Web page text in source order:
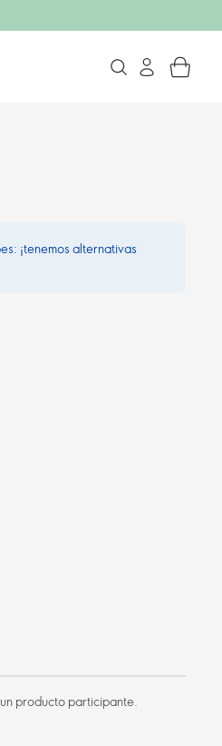
¡tenemos alternativas
producto participante.